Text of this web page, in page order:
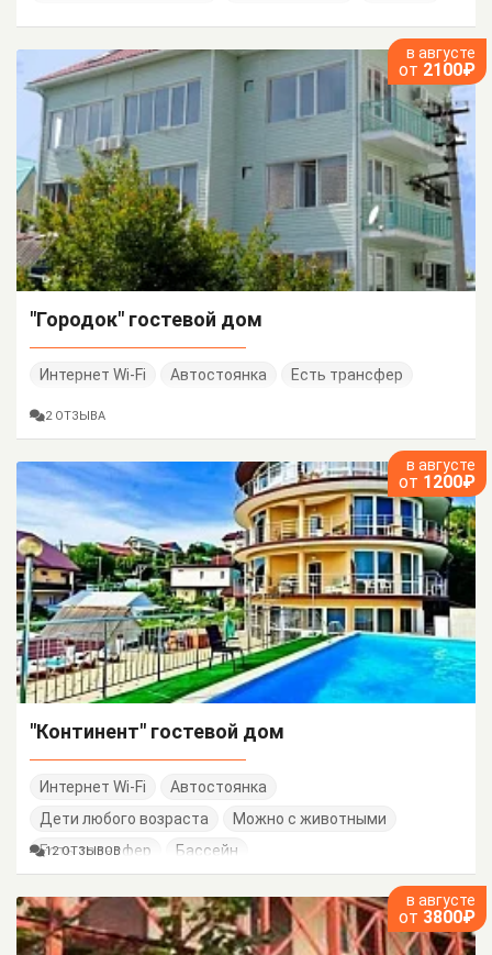
в августе
от 2100₽
"Городок" гостевой дом
Интернет Wi-Fi Автостоянка Есть трансфер
2 ОТЗЫВА
в августе
от 1200₽
"Континент" гостевой дом
Интернет Wi-Fi
Автостоянка
Дети любого возраста
Можно с животными
Есть трансфер
Бассейн
12 ОТЗЫВОВ
в августе
от 3800₽